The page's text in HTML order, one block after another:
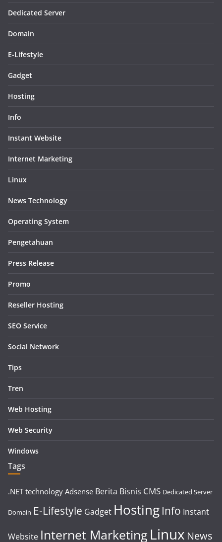
Dedicated Server
Domain
E-Lifestyle
Gadget
Hosting
Info
Instant Website
Internet Marketing
Linux
News Technology
Operating System
Pengetahuan
Press Release
Promo
Reseller Hosting
SEO Service
Social Network
Tips
Tren
Web Hosting
Web Security
Windows
Tags
.NET technology Adsense Berita Bisnis CMS Dedicated Server
Domain E-Lifestyle Gadget Hosting Info Instant
Website Internet Marketing Linux News